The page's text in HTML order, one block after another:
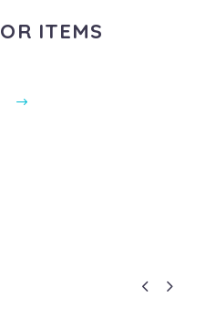
ITEMS
 